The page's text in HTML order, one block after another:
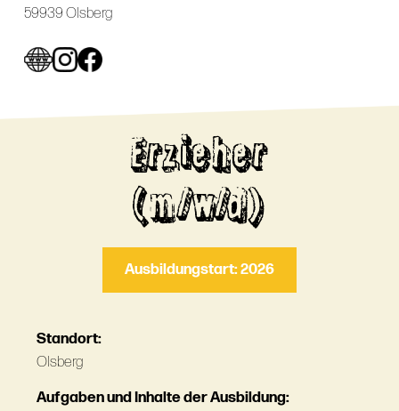
59939 Olsberg
Erzieher
(m/w/d)
Ausbildungstart: 2026
Standort:
Olsberg
Aufgaben und Inhalte der Ausbildung: